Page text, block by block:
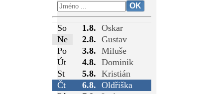
So 1.8. Oskar
Ne
2.8. Gustav
Po
3.8. Miluše
Út
4.8. Dominik
St
5.8. Kristián
Čt
6.8. Oldřiška